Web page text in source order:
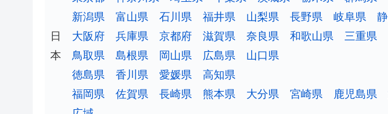
日
本
新潟県
富山県 石川県 福井県 山梨県 長野県 岐阜県
大阪府
兵庫県 京都府 滋賀県 奈良県 和歌山県
三重県
鳥取県
島根県 岡山県 広島県
山口県
徳島県
香川県 愛媛県
高知県
福岡県
佐賀県 長崎県 熊本県 大分県 宮崎県 鹿児島県